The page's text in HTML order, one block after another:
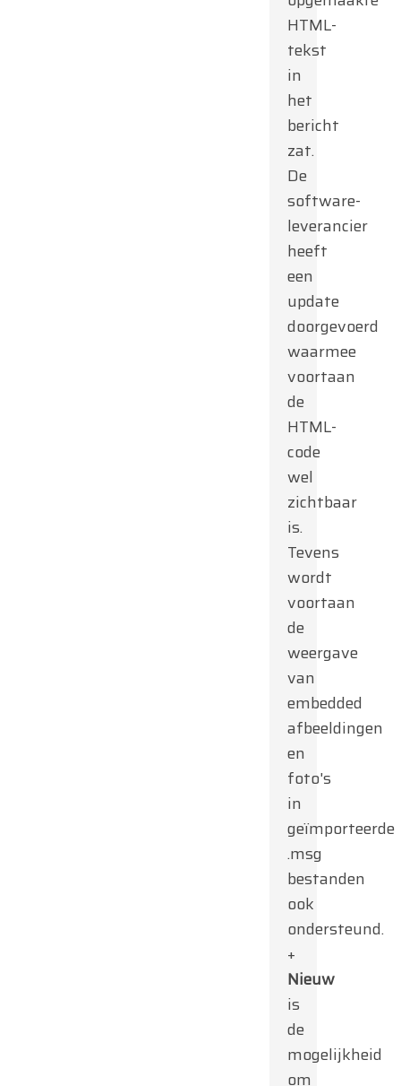
HTML-
tekst
in
het
bericht
zat.
De
software-
leverancier
heeft
een
update
doorgevoerd
waarmee
voortaan
de
HTML-
code
wel
zichtbaar
is.
Tevens
wordt
voortaan
de
weergave
van
embedded
afbeeldingen
en
foto's
in
geïmporteerde
.msg
bestanden
ook
ondersteund.
+
Nieuw
is
de
mogelijkheid
om